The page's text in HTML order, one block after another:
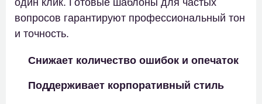
вопросов гарантируют профессиональный тон
и точность.
Снижает количество ошибок и опечаток
Поддерживает корпоративный стиль